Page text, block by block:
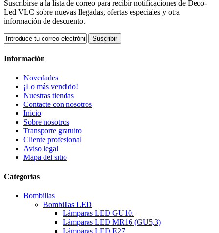
Suscribirse a la lista de correo para recibir notificaciones de Deco-
Led VLC sobre nuevas llegadas, ofertas especiales y otra
información de descuento.
Suscribir
Información
Novedades
¡Lo más vendido!
Nuestras tiendas
Contacte con nosotros
Inicio
Sobre nosotros
Transporte gratuito
Cliente profesional
Aviso legal
Mapa del sitio
Categorías
Bombillas
Bombillas LED
Lámparas LED GU10.
Lámparas LED MR16 (GU5,3)
Lámparas LED E27